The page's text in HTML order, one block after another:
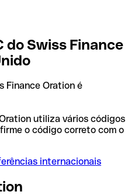
do Swiss Finance
Finance Oration é
utiliza vários códigos
o código correto com o
internacionais